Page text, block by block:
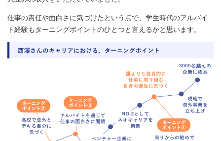
仕事の責任や面白さに気づけたという点で、学生時代のアルバイ
ト経験もターニングポイントのひとつと言えるかと思います。